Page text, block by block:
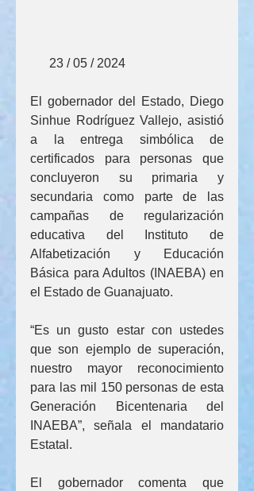
      23 / 05 / 2024
El gobernador del Estado, Diego
Sinhue Rodríguez Vallejo, asistió
a la entrega simbólica de
certificados para personas que
concluyeron su primaria y
secundaria como parte de las
campañas de regularización
educativa del Instituto de
Alfabetización y Educación
Básica para Adultos (INAEBA) en
el Estado de Guanajuato.
“Es un gusto estar con ustedes
que son ejemplo de superación,
nuestro mayor reconocimiento
para las mil 150 personas de esta
Generación Bicentenaria del
INAEBA”, señala el mandatario
Estatal.
El gobernador comenta que